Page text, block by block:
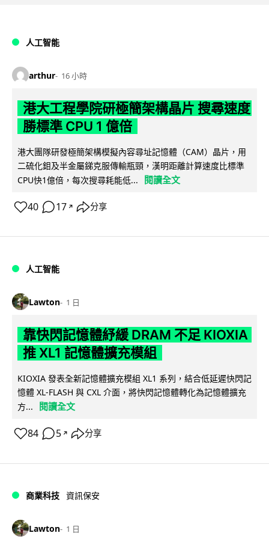
人工智能
arthur 16 小時
港大工程學院研極簡架構晶片 搜尋速度
勝標準 CPU 1 億倍
港大團隊研發極簡架構模擬內容尋址記憶體（CAM）晶片，用
二硫化鉬及半金屬銻克服傳輸瓶頸，漢明距離計算速度比標準
CPU快1億倍，每次搜尋耗能低...
閱讀全文
40 17 ↗ 分享
人工智能
Lawton 1 日
靠快閃記憶體紓緩 DRAM 不足 KIOXIA
推 XL1 記憶體擴充模組
KIOXIA 發表全新記憶體擴充模組 XL1 系列，結合低延遲快閃記
憶體 XL-FLASH 與 CXL 介面，將快閃記憶體轉化為記憶體擴充
方...
閱讀全文
84 5 ↗ 分享
商業科技 資訊保安
Lawton 1 日